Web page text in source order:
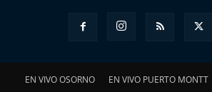
EN VIVO OSORNO EN VIVO PUERTO MONTT